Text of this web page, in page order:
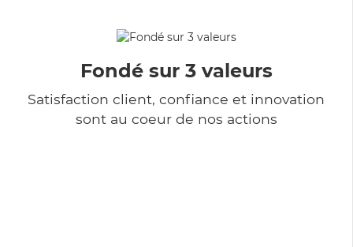
Fondé sur 3 valeurs
Satisfaction client, confiance et innovation
sont au coeur de nos actions